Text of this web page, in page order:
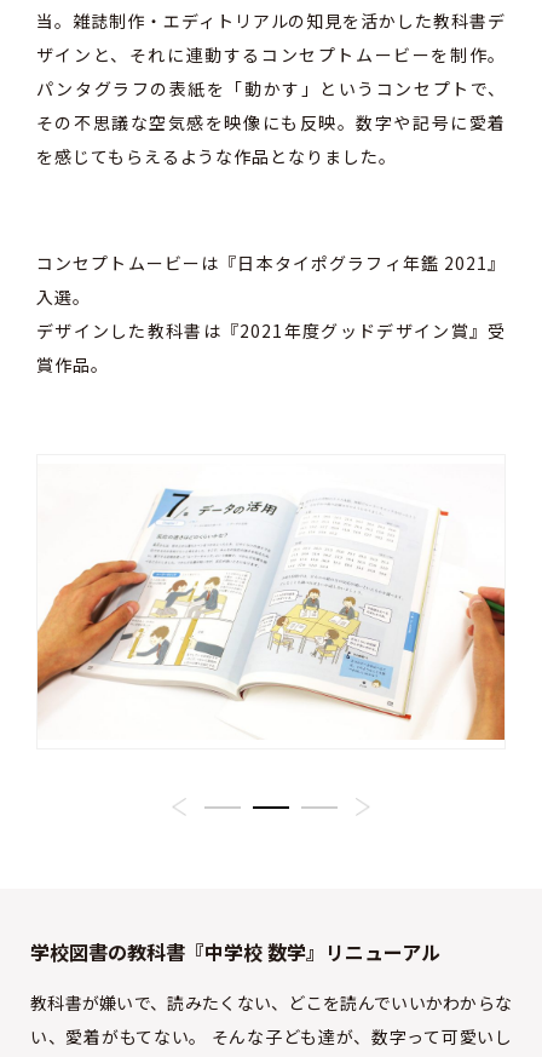
当。雑誌制作・エディトリアルの知見を活かした教科書デ
ザインと、それに連動するコンセプトムービーを制作。
パンタグラフの表紙を「動かす」というコンセプトで、
その不思議な空気感を映像にも反映。数字や記号に愛着
を感じてもらえるような作品となりました。
コンセプトムービーは『日本タイポグラフィ年鑑 2021』
入選。
デザインした教科書は『2021年度グッドデザイン賞』受
賞作品。
学校図書の教科書『中学校 数学』リニューアル
教科書が嫌いで、読みたくない、どこを読んでいいかわからな
い、愛着がもてない。 そんな子ども達が、数字って可愛いし